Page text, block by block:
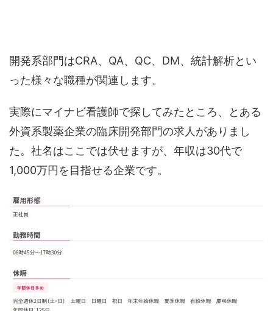
開発系部門はCRA、QA、QC、DM、統計解析とい
った様々な職種が関連します。
実際にマイナビ看護師で探してみたところ、とある
外資系製薬企業の臨床開発部門の求人がありまし
た。社名はここでは伏せますが、年収は30代で
1,000万円を目指せる企業です。